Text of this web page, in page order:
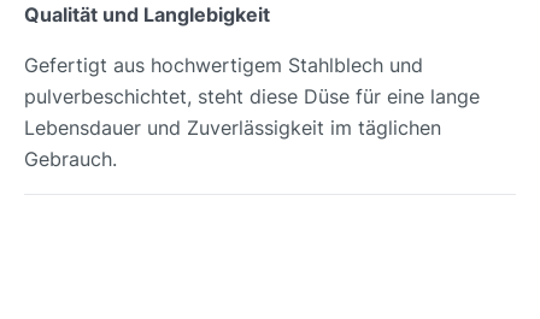
Qualität und Langlebigkeit
Gefertigt aus hochwertigem Stahlblech und
pulverbeschichtet, steht diese Düse für eine lange
Lebensdauer und Zuverlässigkeit im täglichen
Gebrauch.